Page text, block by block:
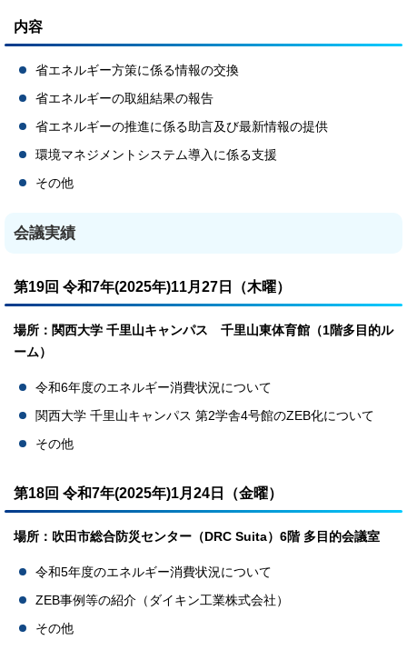
内容
省エネルギー方策に係る情報の交換
省エネルギーの取組結果の報告
省エネルギーの推進に係る助言及び最新情報の提供
環境マネジメントシステム導入に係る支援
その他
会議実績
第19回 令和7年(2025年)11月27日（木曜）
場所：関西大学 千里山キャンパス 千里山東体育館（1階多目的ル
ーム）
令和6年度のエネルギー消費状況について
関西大学 千里山キャンパス 第2学舎4号館のZEB化について
その他
第18回 令和7年(2025年)1月24日（金曜）
場所：吹田市総合防災センター（DRC Suita）6階 多目的会議室
令和5年度のエネルギー消費状況について
ZEB事例等の紹介（ダイキン工業株式会社）
その他